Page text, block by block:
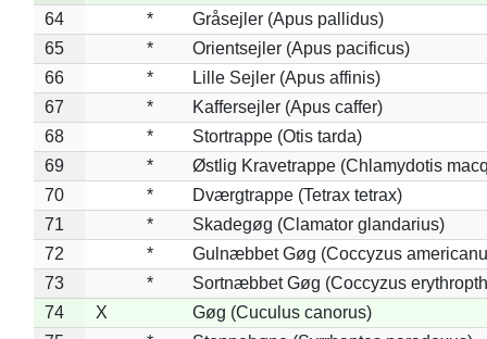
64
*
Gråsejler (Apus pallidus)
65
*
Orientsejler (Apus pacificus)
66
*
Lille Sejler (Apus affinis)
67
*
Kaffersejler (Apus caffer)
68
*
Stortrappe (Otis tarda)
69
*
Østlig Kravetrappe (Chlamydotis
70
*
Dværgtrappe (Tetrax tetrax)
71
*
Skadegøg (Clamator glandarius)
72
*
Gulnæbbet Gøg (Coccyzus
73
*
Sortnæbbet Gøg (Coccyzus
74
X
Gøg (Cuculus canorus)